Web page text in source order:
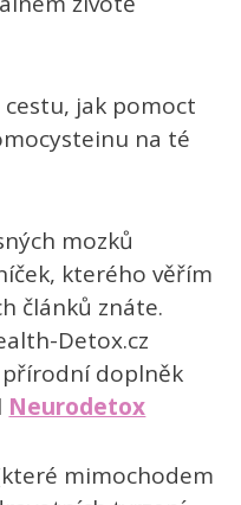
cestu, jak pomoct
na té
mozků
kterého věřím
článků znáte.
Detox.cz
doplněk
Neurodetox
mimochodem